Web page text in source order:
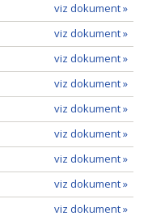
viz dokument »
viz dokument »
viz dokument »
viz dokument »
viz dokument »
viz dokument »
viz dokument »
viz dokument »
viz dokument »